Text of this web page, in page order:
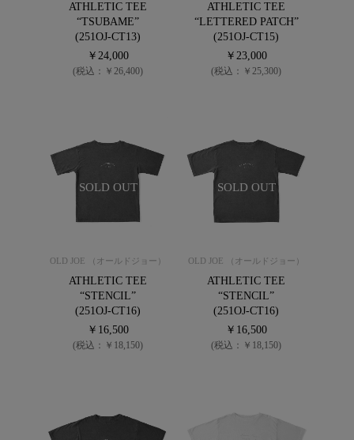
ATHLETIC TEE
“TSUBAME”
(251OJ-CT13)
￥24,000
(税込：￥26,400)
ATHLETIC TEE
“LETTERED PATCH”
(251OJ-CT15)
￥23,000
(税込：￥25,300)
SOLD OUT
OLD JOE （オールドジョー）
ATHLETIC TEE
“STENCIL”
(251OJ-CT16)
￥16,500
(税込：￥18,150)
SOLD OUT
OLD JOE （オールドジョー）
ATHLETIC TEE
“STENCIL”
(251OJ-CT16)
￥16,500
(税込：￥18,150)